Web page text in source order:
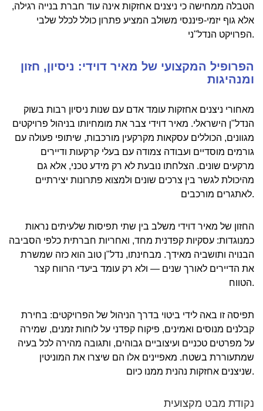
הטבלה ממחישה כי ניצנים אחזקות אינה עוד חברת בנייה רגילה,
אלא גוף יזמי-פיננסי משולב המציע פתרון כולל לכלל שלבי
הפרויקט הנדל"ני.
הפרופיל המקצועי של מאיר דוידי: ניסיון, חזון
ומנהיגות
מאחורי ניצנים אחזקות עומד אדם עם שנות ניסיון רבות בשוק
הנדל"ן הישראלי. מאיר דוידי צבר את מומחיותו בניהול פרויקטים
מגוונים, הכוללים עסקאות מקרקעין מורכבות, שיתופי פעולה עם
גורמים מוסדיים ועבודה צמודה עם בעלי קרקעות ודיירים
מרקעים שונים. הצלחתו נובעת לא רק מידע טכני, אלא גם
מהיכולת לגשר בין צרכים שונים ולמצוא פתרונות יצירתיים
לאתגרים מורכבים.
החזון של מאיר דוידי משלב בין שתי תפיסות שלעיתים נראות
כמנוגדות: עסקיות קפדנית מחד, ואחריות חברתית כלפי הסביבה
הבנויה ותושביה מאידך. מבחינתו, נדל"ן טוב הוא כזה שמשרת
את הדיירים לאורך שנים — ולא רק עומד ביעדי הרווח קצר
הטווח.
תפיסה זו באה לידי ביטוי בדרך הניהול של הפרויקטים: בחירת
קבלנים מנוסים ואמינים, פיקוח קפדני על לוחות זמנים, שמירה
על מפרטים טכניים ועיצוביים גבוהים, ותגובה מהירה לכל בעיה
שמתעוררת בשטח. מאפיינים אלו הם שיצרו את המוניטין
שניצנים אחזקות נהנית ממנו כיום.
נקודת מבט מקצועית